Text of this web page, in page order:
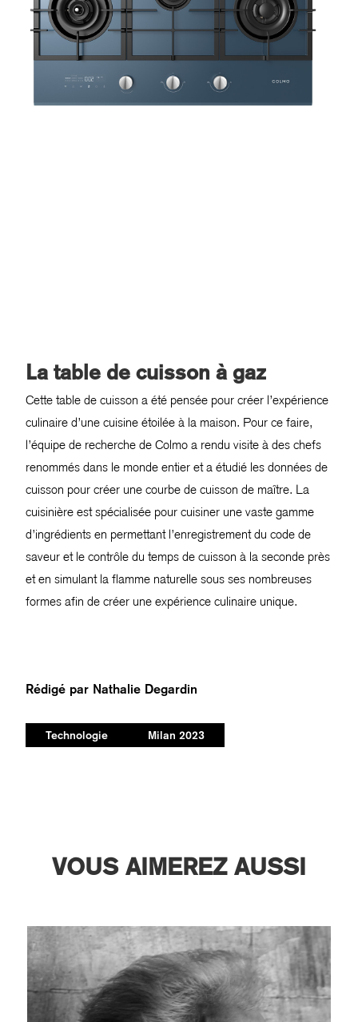
La table de cuisson à gaz
Cette table de cuisson a été pensée pour créer l’expérience
culinaire d’une cuisine étoilée à la maison. Pour ce faire,
l’équipe de recherche de Colmo a rendu visite à des chefs
renommés dans le monde entier et a étudié les données de
cuisson pour créer une courbe de cuisson de maître. La
cuisinière est spécialisée pour cuisiner une vaste gamme
d’ingrédients en permettant l’enregistrement du code de
saveur et le contrôle du temps de cuisson à la seconde près
et en simulant la flamme naturelle sous ses nombreuses
formes afin de créer une expérience culinaire unique.
Rédigé par Nathalie Degardin
Technologie Milan 2023
VOUS AIMEREZ AUSSI